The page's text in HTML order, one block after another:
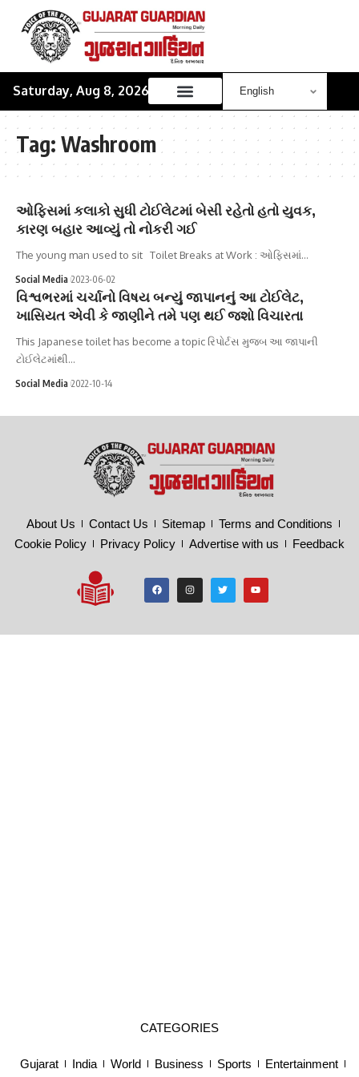
Saturday, Aug 8, 2026
Tag: Washroom
ઓફિસમાં કલાકો સુધી ટોઈલેટમાં બેસી રહેતો હતો યુવક,
કારણ બહાર આવ્યું તો નોકરી ગઈ
The young man used to sit Toilet Breaks at Work : ઓફિસમાં…
Social Media 2023-06-02
વિશ્વભરમાં ચર્ચાનો વિષય બન્યું જાપાનનું આ ટોઈલેટ,
ખાસિયત એવી કે જાણીને તમે પણ થઈ જશો વિચારતા
This Japanese toilet has become a topic રિપોર્ટસ મુજબ આ જાપાની
ટોઈલેટમાંથી…
Social Media 2022-10-14
About Us Contact Us Sitemap
Terms and Conditions
Cookie Policy
Privacy Policy Advertise with us Feedback
CATEGORIES
Gujarat India World Business Sports
Entertainment